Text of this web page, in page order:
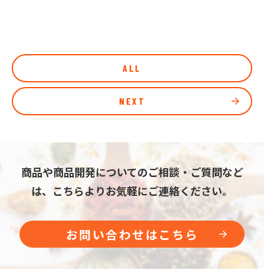
ALL
NEXT
商品や商品開発についてのご相談・ご質問など
は、こちらよりお気軽にご連絡ください。
お問い合わせはこちら